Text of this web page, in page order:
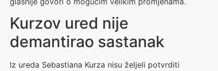
Kurzov ured nije
demantirao sastanak
Iz ureda Sebastiana Kurza nisu željeli potvrditi